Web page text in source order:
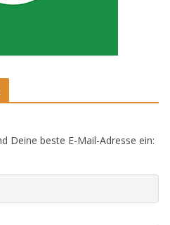
Deine beste E-Mail-Adresse ein: